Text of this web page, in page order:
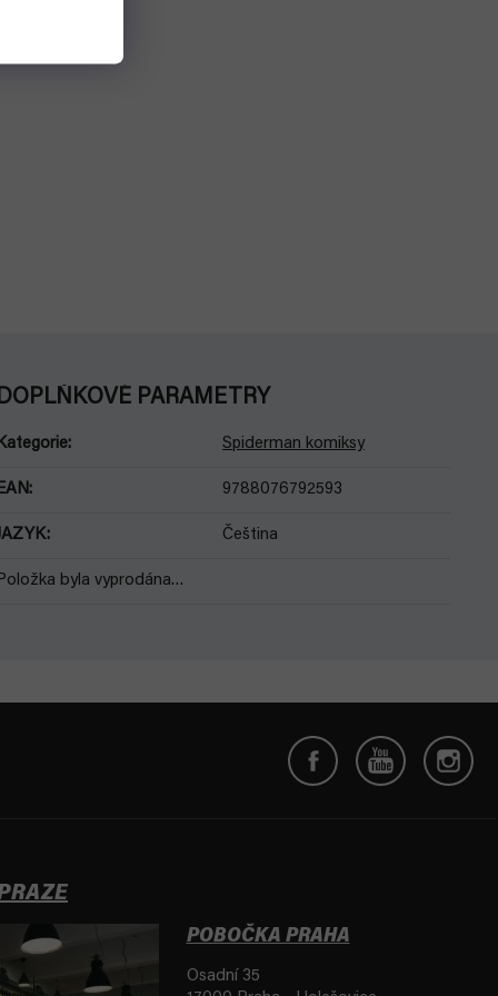
PARAMETRY
: Spiderman komiksy
: 9788076792593
: Čeština
byla vyprodána…
POBOČKA PRAHA
Osadní 35